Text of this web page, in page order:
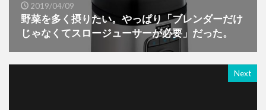
2019/04/09
野菜を多く摂りたい。やっぱり「ブレンダーだけ
じゃなくてスロージューサーが必要」だった。
Next